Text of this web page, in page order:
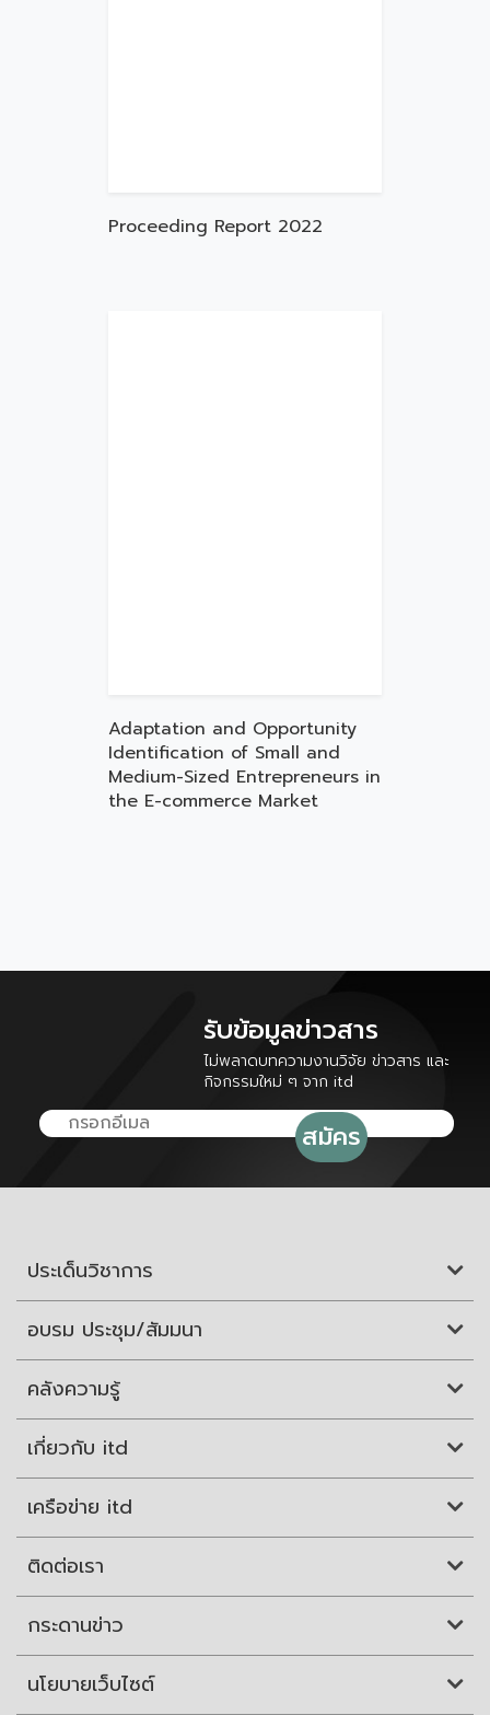
Proceeding Report 2022
Adaptation and Opportunity
Identification of Small and
Medium-Sized Entrepreneurs in
the E-commerce Market
รับข้อมูลข่าวสาร
ไม่พลาดบทความงานวิจัย ข่าวสาร และ
กิจกรรมใหม่ ๆ จาก itd
ประเด็นวิชาการ
อบรม ประชุม/สัมมนา
คลังความรู้
เกี่ยวกับ itd
เครือข่าย itd
ติดต่อเรา
กระดานข่าว
นโยบายเว็บไซต์